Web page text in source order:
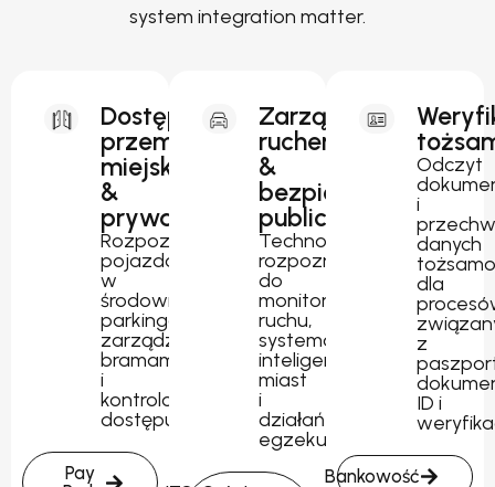
system integration matter.
Dostęp
przemysłowy,
miejski
&
prywatny
Rozpoznawanie
pojazdów
w
środowiskach
parkingowych,
zarządzania
bramami
i
kontrolowanego
dostępu.
Pay
Zarządzanie
ruchem
&
bezpieczeństwo
publiczne
Technologia
rozpoznawania
do
monitorowania
ruchu,
systemów
inteligentnych
miast
i
działań
egzekucyjnych.
Odczyt
i
danych
dla
z
ID i
Bankowość